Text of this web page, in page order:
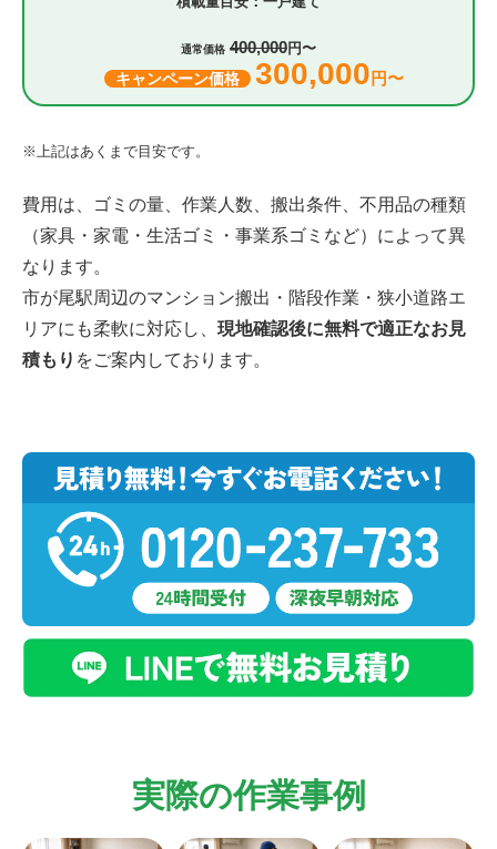
通常価格 400,000円〜
キャンペーン価格 300,000 円〜
※上記はあくまで目安です。
費用は、ゴミの量、作業人数、搬出条件、不用品の種類
（家具・家電・生活ゴミ・事業系ゴミなど）によって異
なります。
市が尾駅周辺のマンション搬出・階段作業・狭小道路エ
リアにも柔軟に対応し、 現地確認後に無料で適正なお見
積もり をご案内しております。
実際の作業事例